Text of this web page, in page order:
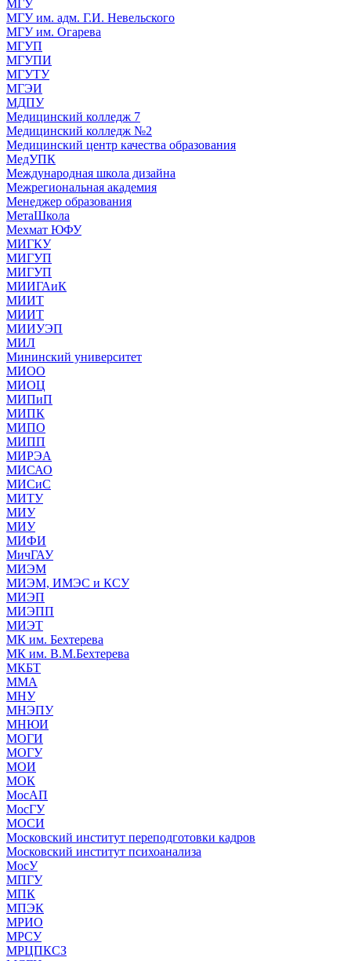
МГУ
МГУ им. адм. Г.И. Невельского
МГУ им. Огарева
МГУП
МГУПИ
МГУТУ
МГЭИ
МДПУ
Медицинский колледж 7
Медицинский колледж №2
Медицинский центр качества образования
МедУПК
Международная школа дизайна
Межрегиональная академия
Менеджер образования
МетаШкола
Мехмат ЮФУ
МИГКУ
МИГУП
МИГУП
МИИГАиК
МИИТ
МИИТ
МИИУЭП
МИЛ
Мининский университет
МИОО
МИОЦ
МИПиП
МИПК
МИПО
МИПП
МИРЭА
МИСАО
МИСиС
МИТУ
МИУ
МИУ
МИФИ
МичГАУ
МИЭМ
МИЭМ, ИМЭС и КСУ
МИЭП
МИЭПП
МИЭТ
МК им. Бехтерева
МК им. В.М.Бехтерева
МКБТ
ММА
МНУ
МНЭПУ
МНЮИ
МОГИ
МОГУ
МОИ
МОК
МосАП
МосГУ
МОСИ
Московский институт переподготовки кадров
Московский институт психоанализа
МосУ
МПГУ
МПК
МПЭК
МРИО
МРСУ
МРЦПКСЗ